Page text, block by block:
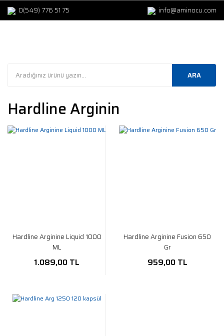
0(549) 776 51 75 info@aminocu.com
ARA
Hardline Arginin
Hardline Arginine Liquid 1000
ML
1.089,00 TL
Hardline Arginine Fusion 650
Gr
959,00 TL